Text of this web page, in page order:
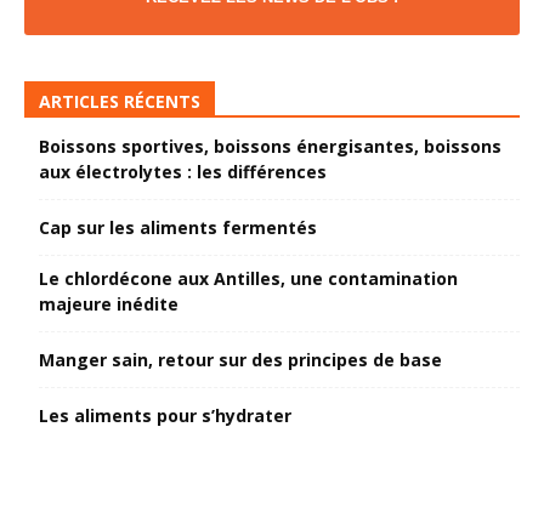
ARTICLES RÉCENTS
Boissons sportives, boissons énergisantes, boissons
aux électrolytes : les différences
Cap sur les aliments fermentés
Le chlordécone aux Antilles, une contamination
majeure inédite
Manger sain, retour sur des principes de base
Les aliments pour s’hydrater